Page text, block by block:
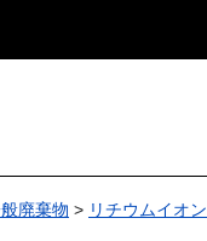
廃棄物 > リチウムイオ